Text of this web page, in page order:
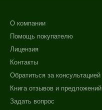
О компании
Помощь покупателю
Лицензия
Контакты
Обратиться за консультацией
Книга отзывов и предложений
Задать вопрос